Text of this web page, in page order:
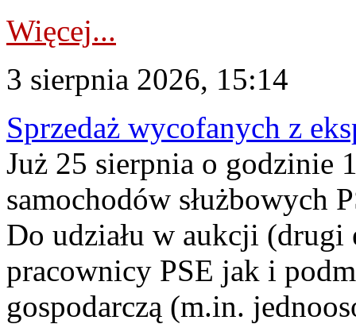
Więcej...
3 sierpnia 2026, 15:14
Sprzedaż wycofanych z
Już 25 sierpnia o godzinie
samochodów służbowych
Do udziału w aukcji (drugi
pracownicy PSE jak i
gospodarczą (m.in.